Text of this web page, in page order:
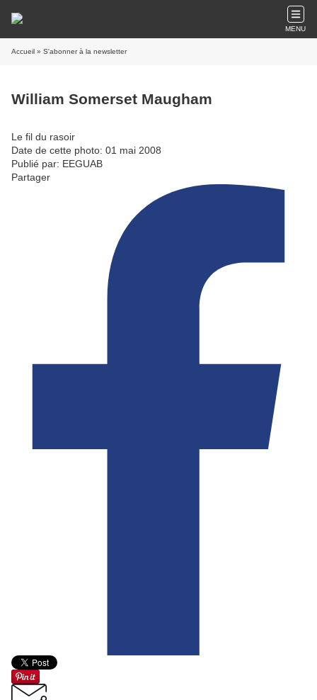
MENU
Accueil » S'abonner à la newsletter
William Somerset Maugham
Le fil du rasoir
Date de cette photo: 01 mai 2008
Publié par: EEGUAB
Partager